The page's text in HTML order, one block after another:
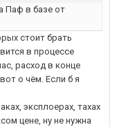
Паф в базе от
стоит брать
в процессе
расход в конце
о чём. Если б я
эксплоерах, тахах
цене, ну не нужна